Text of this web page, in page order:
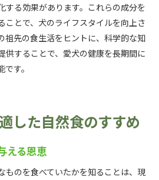
する効果があります。これらの成分を
ことで、犬のライフスタイルを向上さ
祖先の食生活をヒントに、科学的な知
供することで、愛犬の健康を長期間に
す。
した自然食のすすめ
える恩恵
ものを食べていたかを知ることは、現